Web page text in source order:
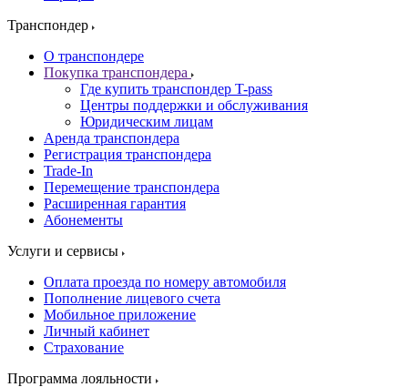
Транспондер
О транспондере
Покупка транспондера
Где купить транспондер T-pass
Центры поддержки и обслуживания
Юридическим лицам
Аренда транспондера
Регистрация транспондера
Trade-In
Перемещение транспондера
Расширенная гарантия
Абонементы
Услуги и сервисы
Оплата проезда по номеру автомобиля
Пополнение лицевого счета
Мобильное приложение
Личный кабинет
Страхование
Программа лояльности